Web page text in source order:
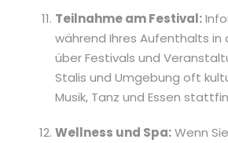
Teilnahme am Festival:
während Ihres Aufenthalts in
über Festivals und
Stalis und Umgebung oft
Musik, Tanz und Essen
Wellness und Spa:Wenn